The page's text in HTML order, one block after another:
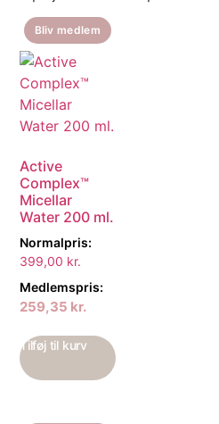
Bliv medlem
Active
Complex™
Micellar
Water 200 ml.
Normalpris:
399,00 kr.
Medlemspris:
259,35 kr.
Tilføj til kurv